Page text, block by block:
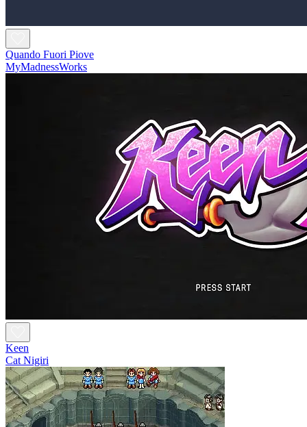
Quando Fuori Piove
MyMadnessWorks
Keen
Cat Nigiri